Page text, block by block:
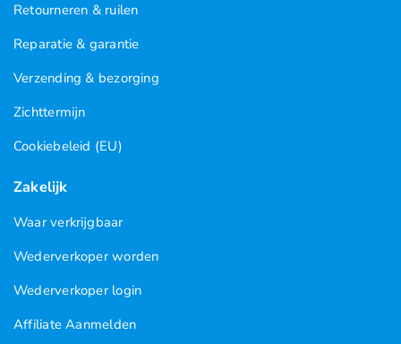
Retourneren & ruilen
Reparatie & garantie
Verzending & bezorging
Zichttermijn
Cookiebeleid (EU)
Zakelijk
Waar verkrijgbaar
Wederverkoper worden
Wederverkoper login
Affiliate Aanmelden